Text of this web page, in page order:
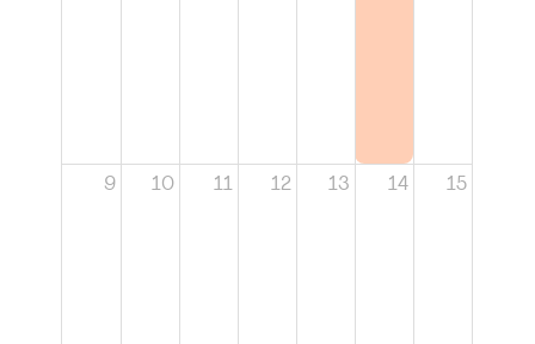
9 10 11 12 13 14 15